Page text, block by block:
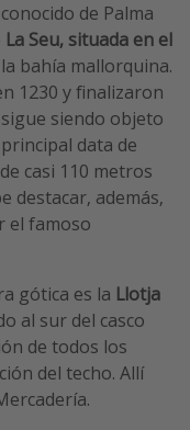
de Palma
La Seu, situada en el
bahía mallorquina.
1230 y finalizaron
siendo objeto
data de
casi 110 metros
destacar, además,
el famoso
gótica es la Llotja
al sur del casco
de todos los
del techo. Allí